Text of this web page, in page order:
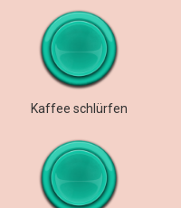
Kaffee schlürfen